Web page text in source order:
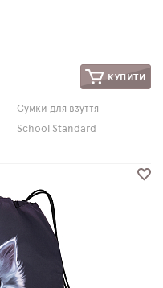
КУПИТИ
Сумки для взуття
School Standard